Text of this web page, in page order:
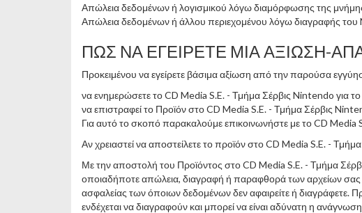
Απώλεια δεδομένων ή λογισμικού λόγω διαμόρφωσης της
Απώλεια δεδομένων ή άλλου περιεχομένου λόγω διαγραφής
ΠΩΣ ΝΑ ΕΓΕΙΡΕΤΕ ΜΙΑ ΑΞΙΩΣΗ-
Προκειμένου να εγείρετε βάσιμα αξίωση από την παρούσα
να ενημερώσετε το CD Media S.E. - Τμήμα Σέρβις Nintendo για
να επιστραφεί το Προϊόν στο CD Media S.E. - Τμήμα Σέρβις
Για αυτό το σκοπό παρακαλούμε επικοινωνήστε με το CD
Αν χρειαστεί να αποστείλετε το προϊόν στο CD Media S.E. -
Με την αποστολή του Προϊόντος στο CD Media S.E. - Τμήμα
οποιαδήποτε απώλεια, διαγραφή ή παραφθορά των αρχείων σας
ασφαλείας των όποιων δεδομένων δεν αφαιρείτε ή διαγράφετε.
ενδέχεται να διαγραφούν και μπορεί να είναι αδύνατη η